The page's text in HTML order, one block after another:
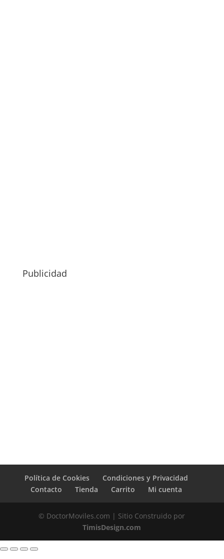
Publicidad
Política de Cookies
Condiciones y Privacidad
Contacto
Tienda Carrito Mi cuenta
© DoctorMoviles.com | Sitio Construido por
TimisDesign.com